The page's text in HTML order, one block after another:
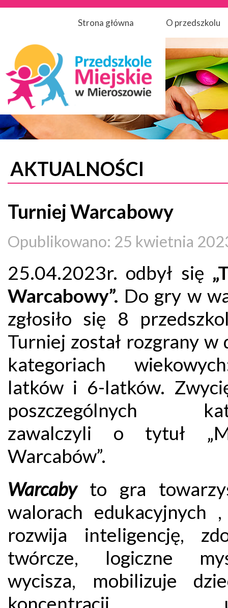
Strona główna O przedszkolu
AKTUALNOŚCI
Turniej Warcabowy
Opublikowano: 25 kwietnia
25.04.2023r. odbył się
Warcabowy”. Do gry w
zgłosiło się 8
Turniej został rozgrany w
kategoriach
latków i 6-latków.
poszczególnych
zawalczyli o tytuł
Warcabów”.
Warcaby to gra
walorach edukacyjnych
rozwija inteligencję,
twórcze, logiczne
wycisza, mobilizuje
koncentracji